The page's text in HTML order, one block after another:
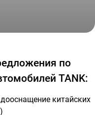
по
TANK:
китайских